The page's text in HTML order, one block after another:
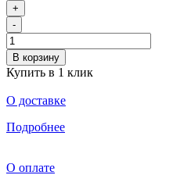
+
-
В корзину
Купить в 1 клик
О доставке
Подробнее
О оплате